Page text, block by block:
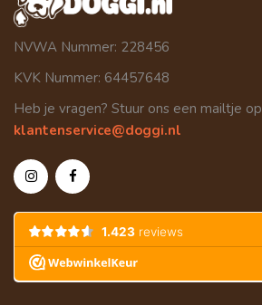
NVWA Nummer: 228456
KVK Nummer: 64457648
Heb je vragen? Stuur ons een mailtje op
klantenservice@doggi.nl